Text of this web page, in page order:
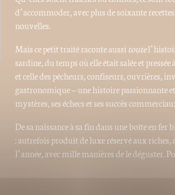
d’accommoder, avec plus de soixante
nouvelles.
Mais ce petit traité raconte aussi toute
sardine, du temps où elle était salée et
et celle des pêcheurs, confiseurs, ouvrières,
gastronomique – une histoire passionnante
mystères, ses échecs et ses succès
De sa naissance à sa fin dans une boîte en
: autrefois produit de luxe réservé aux
l’année, avec mille manières de le déguster.